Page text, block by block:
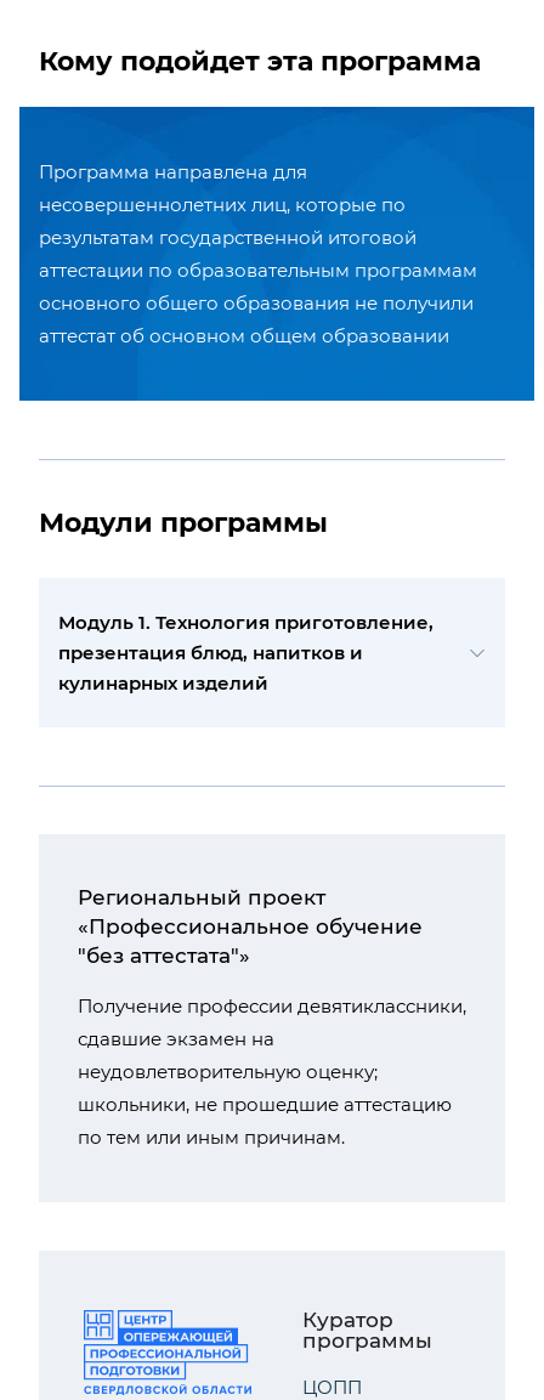
Кому подойдет эта программа
Программа направлена для
несовершеннолетних лиц, которые по
результатам государственной итоговой
аттестации по образовательным программам
основного общего образования не получили
аттестат об основном общем образовании
Модули программы
Модуль 1. Технология приготовление,
презентация блюд, напитков и
кулинарных изделий
Региональный проект
«Профессиональное обучение
"без аттестата"»
Получение профессии девятиклассники,
сдавшие экзамен на
неудовлетворительную оценку;
школьники, не прошедшие аттестацию
по тем или иным причинам.
Куратор
программы
ЦОПП